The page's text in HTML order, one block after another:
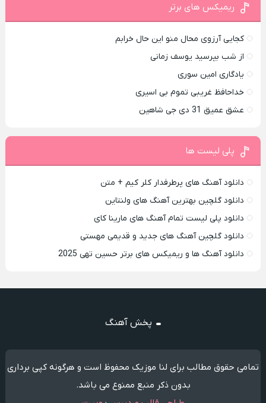
ریمیکس های برتر
کجایی آرزوی محال منو این حال خرابم
از شب بپرسید یوسف زمانی
یادگاری امین سوری
خداحافظ غریبی تموم بی اسیری
عشق عمیق 31 دی جی شاهین
پلی لیست ها
دانلود آهنگ های پرطرفدار کلر کیم + متن
دانلود گلچین بهترین آهنگ های ولنتاین
دانلود پلی لیست تمام آهنگ های مارینا کای
دانلود گلچین آهنگ های جدید و قدیمی مهستی
دانلود آهنگ ها و ریمیکس های برتر حسین تهی 2025
پخش آهنگ
تمامی حقوق مطالب برای لنا موزیک محفوظ است و هرگونه کپی برداری
بدون ذکر منبع ممنوع می باشد.